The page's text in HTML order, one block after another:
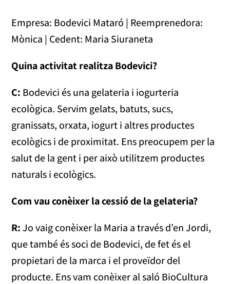
Empresa: Bodevici Mataró | Reemprenedora:
Mònica | Cedent: Maria Siuraneta
Quina activitat realitza Bodevici?
C: Bodevici és una gelateria i iogurteria
ecològica. Servim gelats, batuts, sucs,
granissats, orxata, iogurt i altres productes
ecològics i de proximitat. Ens preocupem per la
salut de la gent i per això utilitzem productes
naturals i ecològics.
Com vau conèixer la cessió de la gelateria?
R:Jo vaig conèixer la Maria a través d’en Jordi,
que també és soci de Bodevici, de fet és el
propietari de la marca i el proveïdor del
producte. Ens vam conèixer al saló BioCultura